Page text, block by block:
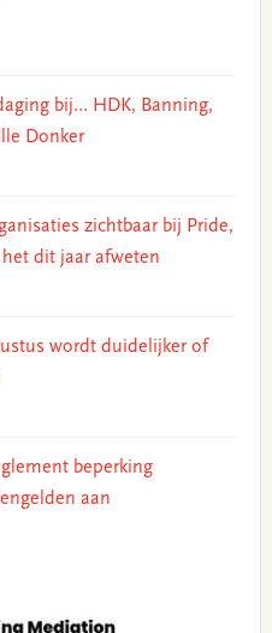
bij… HDK, Banning,
Donker
zichtbaar bij Pride,
dit jaar afweten
wordt duidelijker of
beperking
aan